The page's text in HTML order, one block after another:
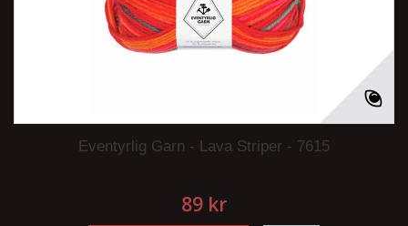
Eventyrlig Garn - Lava Striper - 7615
89 kr